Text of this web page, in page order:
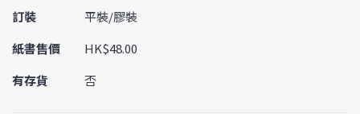
訂裝
平裝/膠裝
紙書售價
HK$48.00
有存貨
否